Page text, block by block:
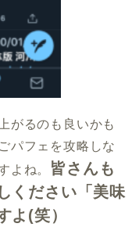
がるのも良いかも
パフェを攻略しな
よね。
皆さんも
ください「美味
よ(笑）